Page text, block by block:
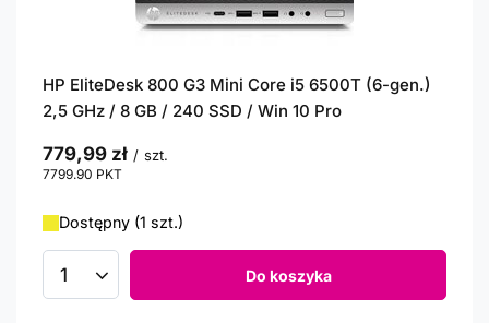
HP EliteDesk 800 G3 Mini Core i5 6500T (6-gen.)
2,5 GHz / 8 GB / 240 SSD / Win 10 Pro
779,99 zł / szt.
7799.90 PKT
Dostępny (1 szt.)
Ilość produktów Do koszyka